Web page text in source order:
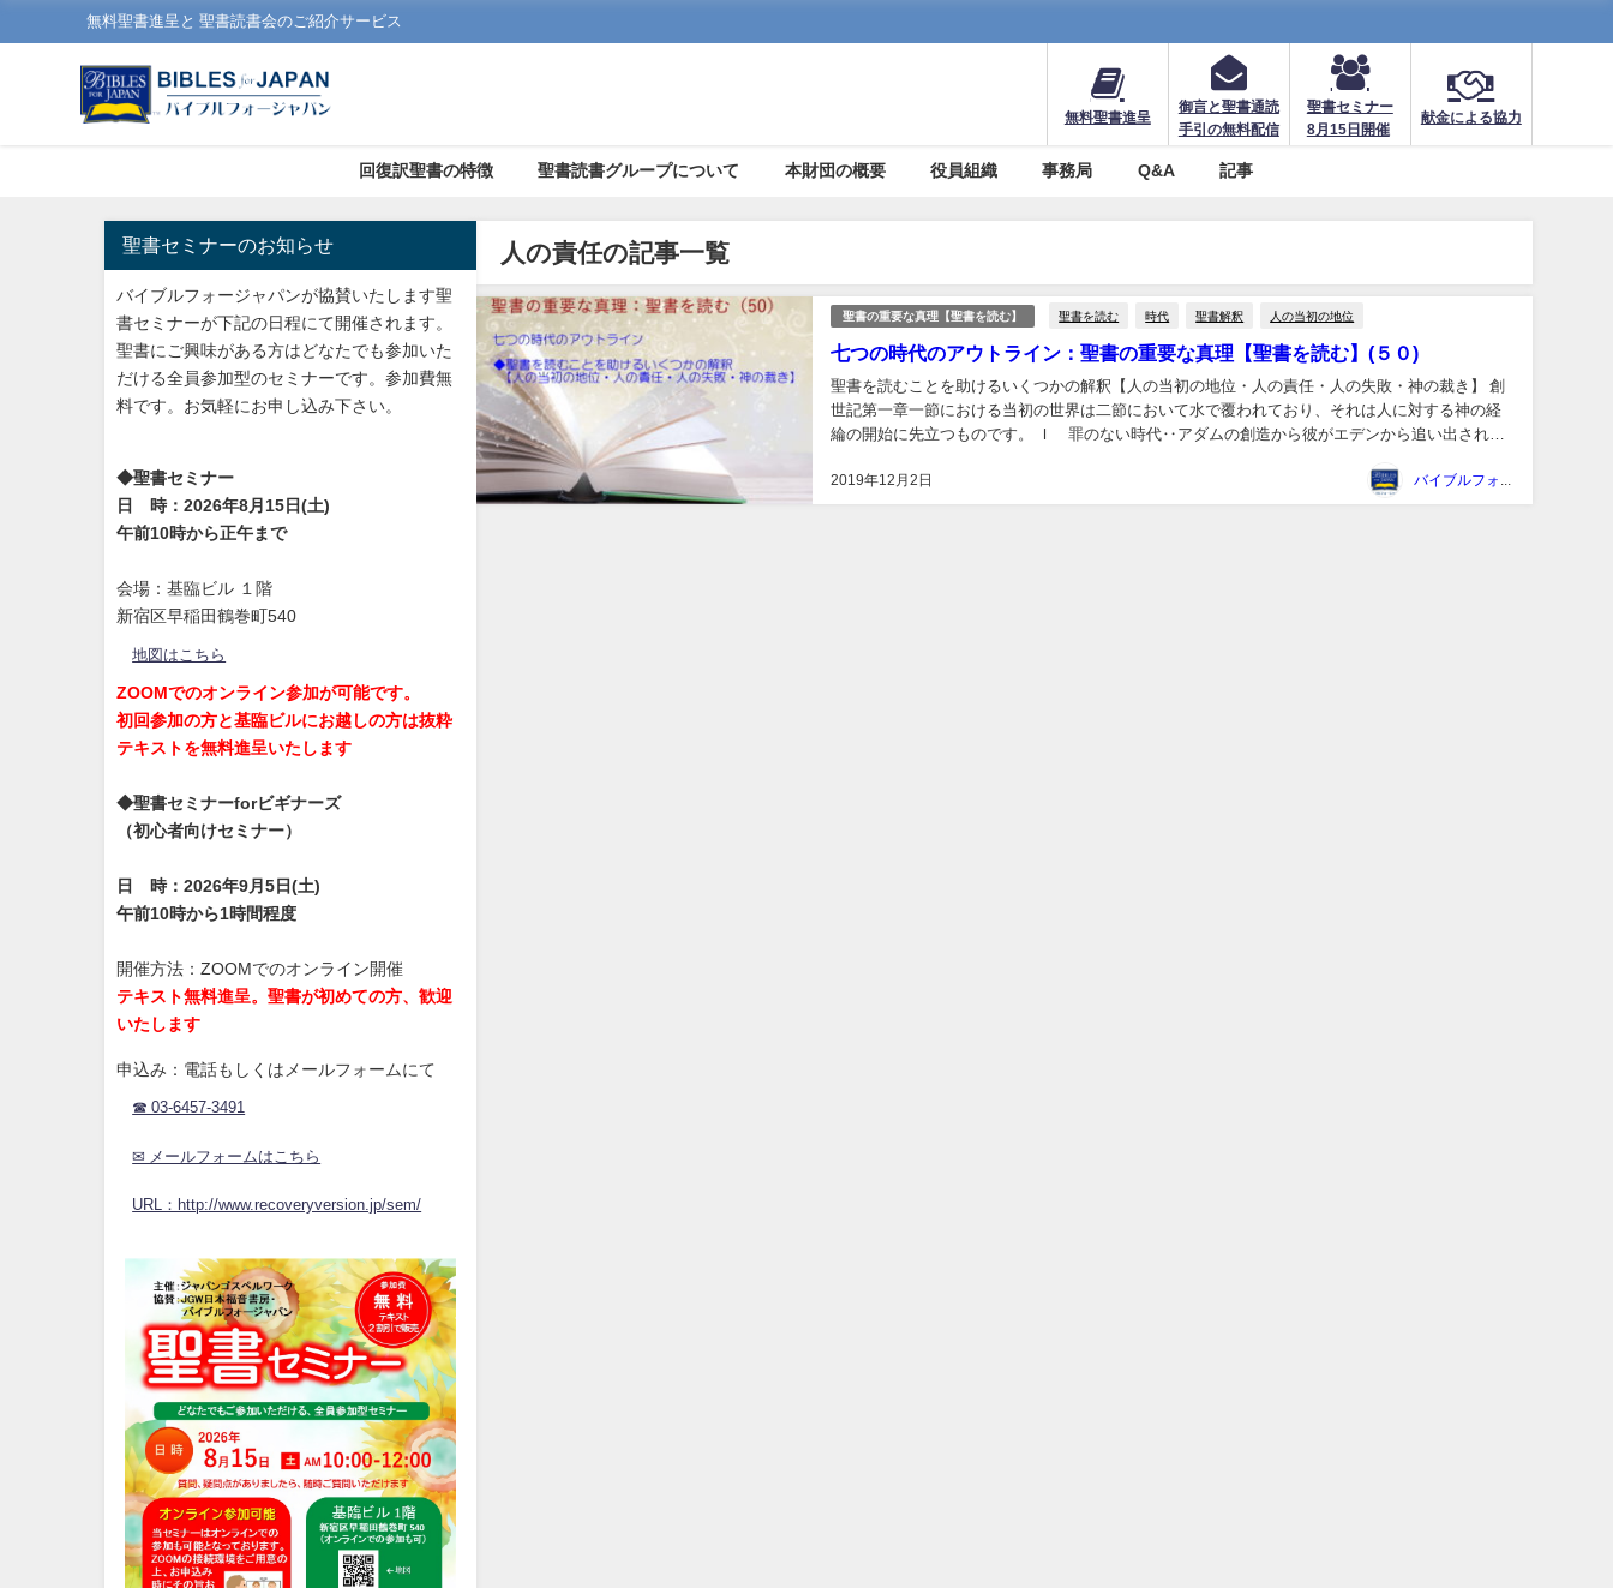
無料聖書進呈と 聖書読書会のご紹介サービス
無料聖書進呈
御言と聖書通読
手引の無料配信
聖書セミナー
8月15日開催
献金による協力
回復訳聖書の特徴 聖書読書グループについて 本財団の概要 役員組織 事務局 Q&A 記事
人の責任の記事一覧
聖書の重要な真理【聖書を読む】 聖書を読む 時代 聖書解釈 人の当初の地位
七つの時代のアウトライン：聖書の重要な真理【聖書を読む】(５０)
2019年12月2日
聖書を読むことを助けるいくつかの解釈【人の当初の地位・人の責任・人の失敗・神の裁き】 創
世記第一章一節における当初の世界は二節において水で覆われており、それは人に対する神の経
綸の開始に先立つものです。 Ｉ 罪のない時代‥アダムの創造から彼がエデンから追い出される
聖書セミナーのお知らせ
バイブルフォージャパンが協賛いたします聖
書セミナーが下記の日程にて開催されます。
聖書にご興味がある方はどなたでも参加いた
だける全員参加型のセミナーです。参加費無
料です。お気軽にお申し込み下さい。
◆聖書セミナー
日 時：2026年8月15日(土)
午前10時から正午まで
会場：基臨ビル １階
新宿区早稲田鶴巻町540
地図はこちら
ZOOMでのオンライン参加が可能です。
初回参加の方と基臨ビルにお越しの方は抜粋
テキストを無料進呈いたします
◆聖書セミナーforビギナーズ
（初心者向けセミナー）
日 時：2026年9月5日(土)
午前10時から1時間程度
開催方法：ZOOMでのオンライン開催
テキスト無料進呈。聖書が初めての方、歓迎
いたします
申込み：電話もしくはメールフォームにて
☎ 03-6457-3491
✉ メールフォームはこちら
URL：http://www.recoveryversion.jp/sem/